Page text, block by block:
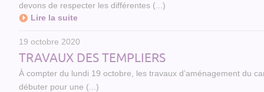
devons de respecter les différentes (...)
Lire la suite
19 octobre 2020
TRAVAUX DES TEMPLIERS
À compter du lundi 19 octobre, les travaux d’aménagement du
débuter pour une (...)